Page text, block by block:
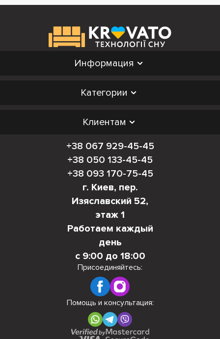
финишных покрытий. Благодаря детальным
сможете выбрать ту модель, которая лучше всего
соответствует вашим потребностям. Кровато
предлагает быструю доставку, актуальные цены и
покупки максимально комфортным.
Преимущества покупки
тумб из ДСП на Кровато:
Большой ассортимент на любой вкус и бюджет.
Высокое качество продукции с гарантией.
Быстрая доставка по Киеву и всей Украине.
Квалифицированные консультанты, которые
всегда готовы помочь вам с выбором.
Сделайте свой выбор на Кровато и создайте
комфорт в своем доме с нашими стильными и
практичными тумбами из ДСП!
Информация
Категории
Клиентам
+38 067 929-45-45
+38 050 133-45-45
+38 093 170-75-45
г. Киев, пер.
Изяславский 52,
этаж 1
Работаем каждый
день
с 9:00 до 18:00
Присоединяйтесь:
Помощь и консультация: